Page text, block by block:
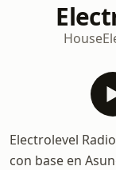
House
Electrolevel
con base en